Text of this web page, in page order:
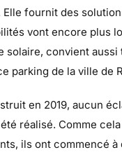
fournit des
vont encore plus
solaire, convient
parking de la ville de
en 2019, aucun
réalisé. Comme
ils ont commencé